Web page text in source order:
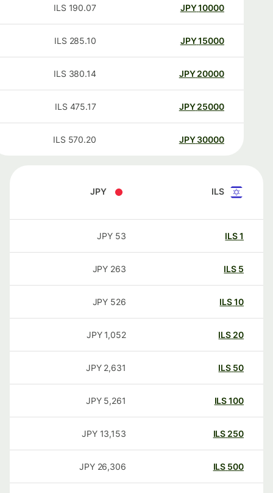
10000
JPY
190.07
ILS
15000
JPY
285.10
ILS
20000
JPY
380.14
ILS
25000
JPY
475.17
ILS
30000
JPY
570.20
ILS
ILS
JPY
ILS
53
JPY
ILS
263
JPY
ILS
526
JPY
20
ILS
1,052
JPY
50
ILS
2,631
JPY
100
ILS
5,261
JPY
250
ILS
13,153
JPY
500
ILS
26,306
JPY